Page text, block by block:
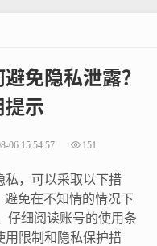
免隐私泄露？
提示
06 15:54:57 151
私，可以采取以下措
避免在不知情的情况下
仔细阅读账号的使用条
用限制和隐私保护措